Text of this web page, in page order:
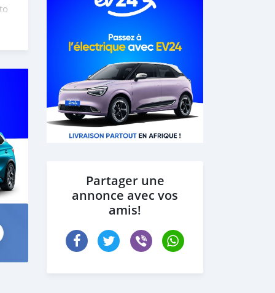
Partager une
annonce avec vos
amis!